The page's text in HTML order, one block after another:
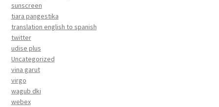
sunscreen
tiara pangestika
translation english to spanish
twitter
udise plus
Uncategorized
vina garut
virgo
wagub dki
webex